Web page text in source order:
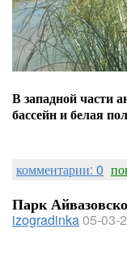
В западной части
бассейн и белая
комментарии: 0
Парк
izogradinka05-03-